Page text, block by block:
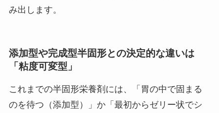
み出します。
添加型や完成型半固形との決定的な違いは
「粘度可変型」
これまでの半固形栄養剤には、「胃の中で固まる
のを待つ（添加型）」か「最初からゼリー状でシ